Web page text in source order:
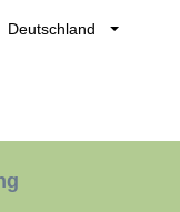
Deutschland